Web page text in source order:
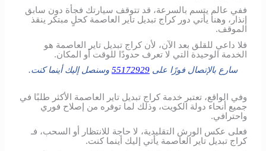
ففي عالم يتسم بالسرعة، قد تتوقف سيارتك فجأة دون سابق
إنذار، وهنا يأتي دور كراج تبديل تاير العاصمة كحلٍ مبتكر ينقذ
الموقف.
فلا داعي للقلق بعد الآن، لأن كراج تبديل تاير العاصمة هو
الخدمة الوحيدة التي لا تعرف حدودًا للوقت أو المكان.
سارع بالإتصال فورًا على 55172929 وسنصل إليك أينما كنت.
وفي الواقع، تعتبر خدمة كراج تبديل تاير العاصمة الأكثر طلبًا في
جميع أنحاء دولة الكويت، وذلك لما توفره من إصلاح فوري
واحترافي.
فعلى عكس الورش التقليدية، لا حاجة للانتظار أو السحب، فـ
كراج تبديل تاير العاصمة يأتي إليك أينما كنت.